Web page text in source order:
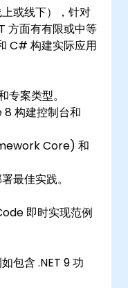
或线下），针对
方面有有限或中等
C# 构建实际应用
专案类型。
构建控制台和
Core) 和
最佳实践。
即时实现范例
包含 .NET 9 功